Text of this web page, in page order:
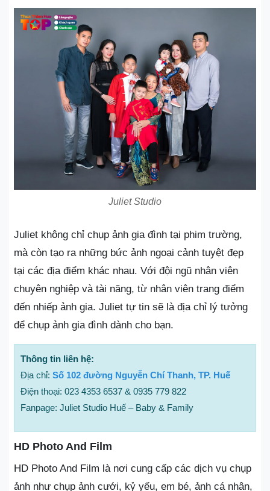
Juliet Studio
Juliet không chỉ chụp ảnh gia đình tại phim trường,
mà còn tạo ra những bức ảnh ngoại cảnh tuyệt đẹp
tại các địa điểm khác nhau. Với đội ngũ nhân viên
chuyên nghiệp và tài năng, từ nhân viên trang điểm
đến nhiếp ảnh gia. Juliet tự tin sẽ là địa chỉ lý tưởng
để chụp ảnh gia đình dành cho bạn.
Thông tin liên hệ:
Địa chỉ: Số 102 đường Nguyễn Chí Thanh, TP. Huế
Điện thoại: 023 4353 6537 & 0935 779 822
Fanpage: Juliet Studio Huế – Baby & Family
HD Photo And Film
HD Photo And Film là nơi cung cấp các dịch vụ chụp
ảnh như chụp ảnh cưới, kỷ yếu, em bé, ảnh cá nhân,